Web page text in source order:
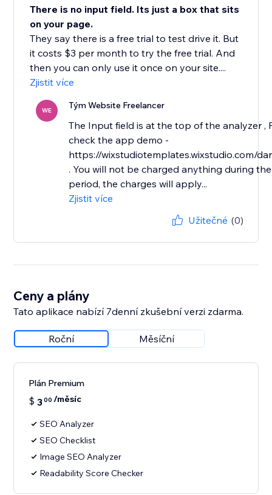
There is no input field. Its just a box that sits
on your page.
They say there is a free trial to test drive it. But
it costs $3 per month to try the free trial. And
then you can only use it once on your site....
Zjistit více
WE Tým Website Freelancer
The Input field is at the top of the analyzer ,
check the app demo -
https://wixstudiotemplates.wixstudio.com/
. You will not be charged anything during
period, the charges will apply...
Zjistit více
Užitečné (0)
Ceny a plány
Tato aplikace nabízí 7denní zkušební verzi zdarma.
Roční Měsíční
Plán Premium
$ 300 /měsíc
SEO Analyzer
SEO Checklist
Image SEO Analyzer
Readability Score Checker